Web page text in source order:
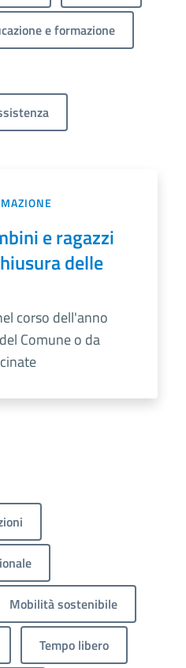
e formazione
e ragazzi
delle
corso dell'anno
Comune o da
Mobilità sostenibile
Tempo libero